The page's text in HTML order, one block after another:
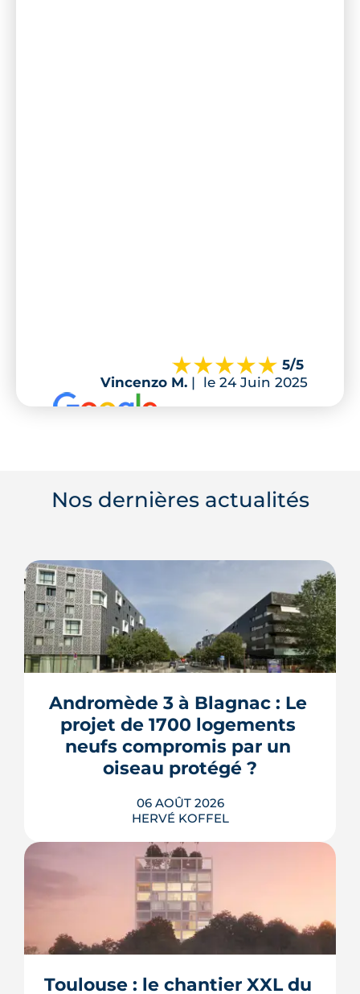
5/5
Vincenzo M. | le 24 Juin 2025
Nos dernières actualités
Andromède 3 à Blagnac : Le
projet de 1700 logements
neufs compromis par un
oiseau protégé ?
06 AOÛT 2026
HERVÉ KOFFEL
La troisième et dernière phase de
l'écoquartier Andromède doit livrer
près de 1 700 logements à partir de
protégé, la cisticole des joncs, contraint
Toulouse : le chantier XXL du